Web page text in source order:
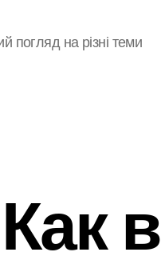
погляд на різні теми
Как